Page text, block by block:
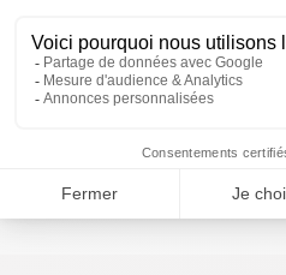
Un service en France